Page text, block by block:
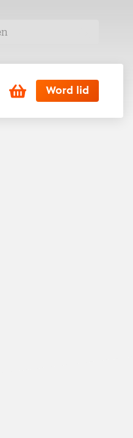
Winkelwagen
Word lid